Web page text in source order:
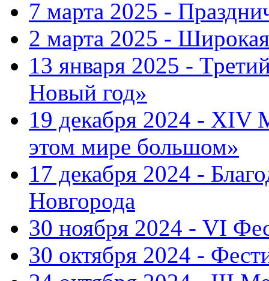
7 марта 2025 -
2 марта 2025 -
13 января 2025 -
Новый год»
19 декабря 2024 - XIV
этом мире большом»
17 декабря 2024 -
Новгорода
30 ноября 2024 - VI
30 октября 2024 -